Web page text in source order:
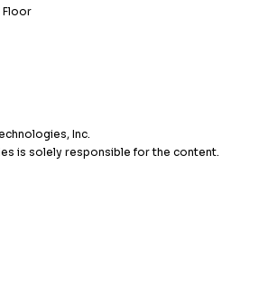
Floor
Inc.
is solely responsible for the content.